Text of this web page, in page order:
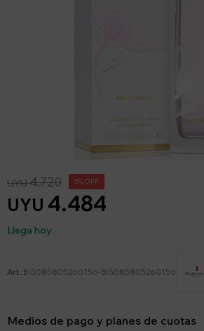
UYU 4.484
UYU4.720 5
Llega hoy
BG085805260156-BG085805260156
Medios de pago y planes de cuotas